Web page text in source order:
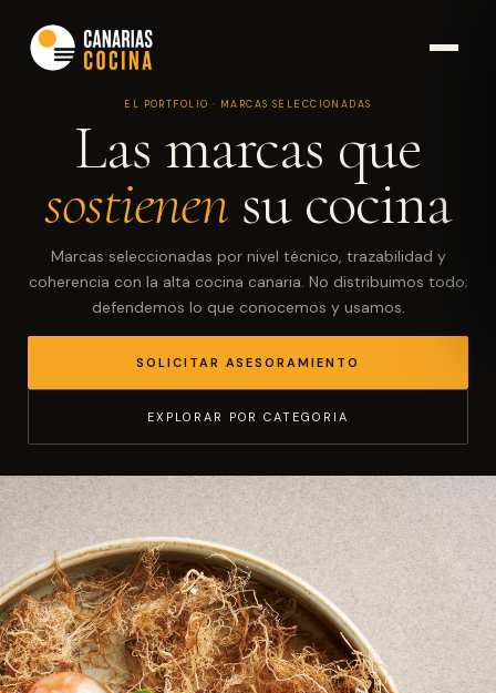
EL PORTFOLIO · MARCAS SELECCIONADAS
Las marcas que
sostienen su cocina
Marcas seleccionadas por nivel técnico, trazabilidad y
coherencia con la alta cocina canaria. No distribuimos todo;
defendemos lo que conocemos y usamos.
SOLICITAR ASESORAMIENTO
EXPLORAR POR CATEGORIA